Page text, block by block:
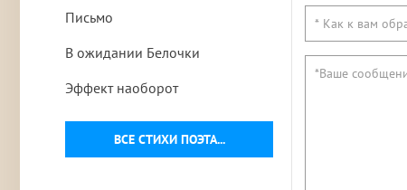
ВСЕ СТИХИ ПОЭТА...
Письмо
В ожидании Белочки
Эффект наоборот